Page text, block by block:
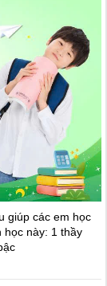
giúp các em học
học này: 1 thầy